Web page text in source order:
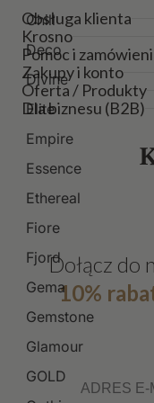
Chill
Deco
Divine
Elite
Empire
Essence
Ethereal
Fiore
Fjord
Gema
Gemstone
Glamour
GOLD
Obsługa klienta
Krosno
Pomoc i
Zakupy i konto
Oferta / Produkty
Dla biznesu (B2B)
Dołącz do
10%